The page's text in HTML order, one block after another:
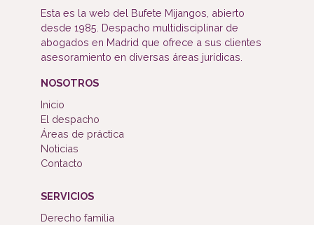
Esta es la web del Bufete Mijangos, abierto
desde 1985. Despacho multidisciplinar de
abogados en Madrid que ofrece a sus clientes
asesoramiento en diversas áreas jurídicas.
NOSOTROS
Inicio
El despacho
Áreas de práctica
Noticias
Contacto
SERVICIOS
Derecho familia